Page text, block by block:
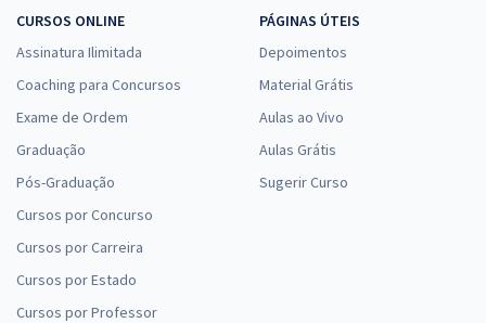
CURSOS ONLINE
Assinatura Ilimitada
Coaching para Concursos
Exame de Ordem
Graduação
Pós-Graduação
Cursos por Concurso
Cursos por Carreira
Cursos por Estado
Cursos por Professor
PÁGINAS ÚTEIS
Depoimentos
Material Grátis
Aulas ao Vivo
Aulas Grátis
Sugerir Curso